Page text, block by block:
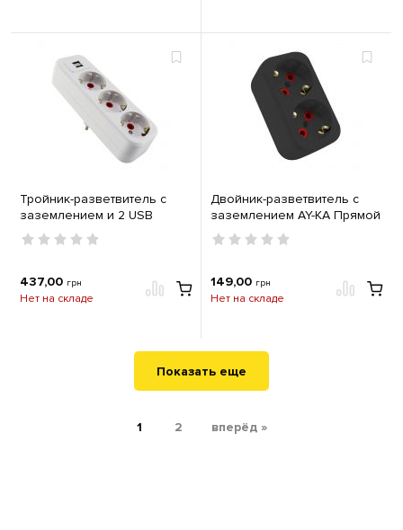
Тройник-разветвитель с
заземлением и 2 USB
разъемами AY-KA Прямой
белый
437,00 грн
Нет на складе
Двойник-разветвитель с
заземлением AY-KA Прямой
черный
149,00 грн
Нет на складе
Показать еще
1 2 вперёд »